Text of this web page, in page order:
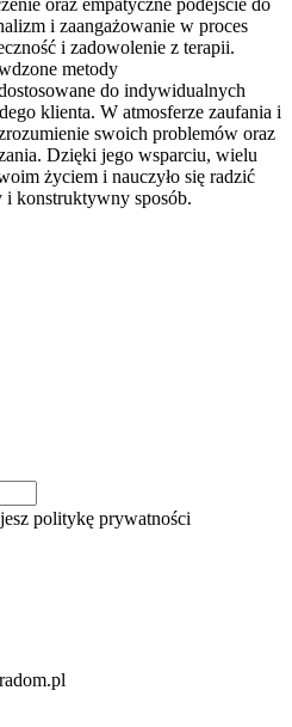
i zaangażowanie w proces
i zadowolenie z terapii.
metody
do indywidualnych
klienta. W atmosferze zaufania i
swoich problemów oraz
Dzięki jego wsparciu, wielu
życiem i nauczyło się radzić
konstruktywny sposób.
politykę prywatności